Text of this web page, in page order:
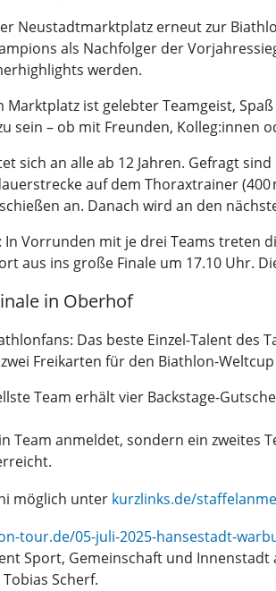
Neustadtmarktplatz erneut zur
als Nachfolger der
werden.
ist gelebter Teamgeist,
sein – ob mit Freunden, Kolleg:innen
sich an alle ab 12 Jahren. Gefragt
auf dem Thoraxtrainer
an. Danach wird an den
Vorrunden mit je drei Teams treten
aus ins große Finale um 17.10 Uhr.
in Oberhof
Das beste Einzel-Talent
Freikarten für den Biathlon-
Team erhält vier Backstage-
Team anmeldet, sondern ein zweites
möglich unter kurzlinks.de/
tour.de/05-juli-2025-hansestadt-
Sport, Gemeinschaft und
Scherf.